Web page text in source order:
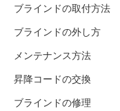
ブラインドの取付方法
ブラインドの外し方
メンテナンス方法
昇降コードの交換
ブラインドの修理